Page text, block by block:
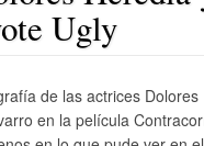
Ugly
de las actrices
en la película